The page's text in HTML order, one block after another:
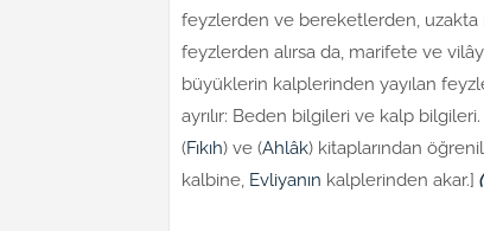
feyzlerden ve bereketlerden, uzakta
feyzlerden alırsa da, marifete ve
büyüklerin kalplerinden yayılan
ayrılır: Beden bilgileri ve kalp
(Fıkıh) ve (Ahlâk) kitaplarından
kalbine, Evliyanın kalplerinden akar.]